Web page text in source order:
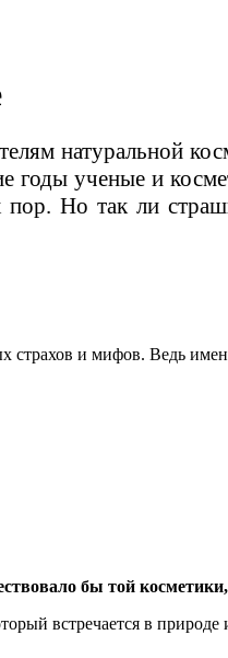
натуральной
ученые и
Но так ли
страхов и мифов. Ведь
бы той
встречается в природе